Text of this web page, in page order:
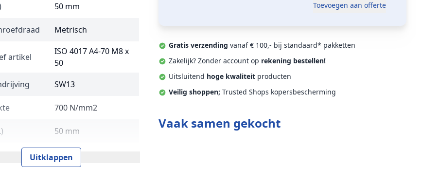
50 mm
Metrisch
artikel
ISO 4017 A4-70 M8 x
50
SW13
700 N/mm2
50 mm
DIN 933
Uitklappen
Toevoegen aan offerte
Gratis verzending vanaf € 100,- bij standaard* pakketten
Zakelijk? Zonder account op rekening bestellen!
Uitsluitend hoge kwaliteit producten
Veilig shoppen; Trusted Shops kopersbescherming
Vaak samen gekocht